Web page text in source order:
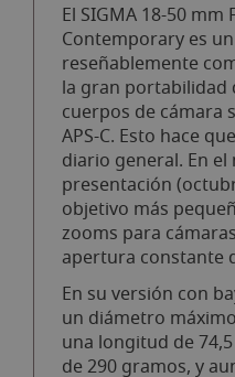
El SIGMA 18-50 mm
Contemporary es
reseñablemente
la gran portabilidad
cuerpos de cámara
APS-C. Esto hace
diario general. En
presentación
objetivo más
zooms para
apertura constante
En su versión con
un diámetro
una longitud de
de 290 gramos, y